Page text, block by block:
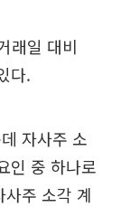
래일 대비
다.
자사주 소
인 중 하나로
주 소각 계